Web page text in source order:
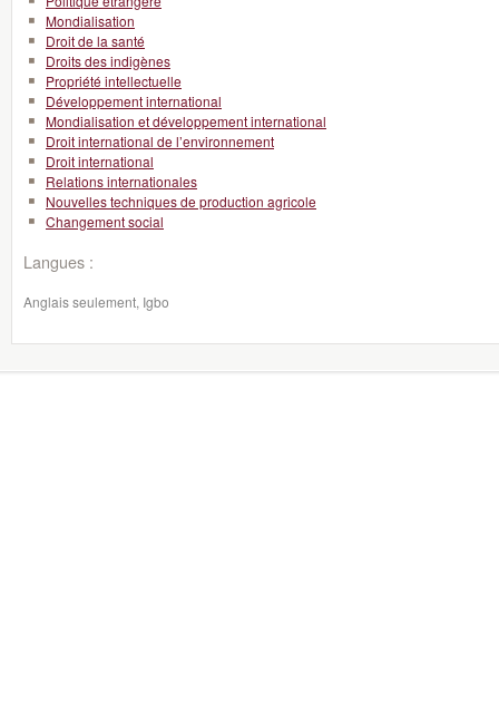
Mondialisation
Droit de la santé
Droits des indigènes
Propriété intellectuelle
Développement international
Mondialisation et développement international
Droit international de l’environnement
Droit international
Relations internationales
Nouvelles techniques de production agricole
Changement social
Langues :
Anglais seulement, Igbo